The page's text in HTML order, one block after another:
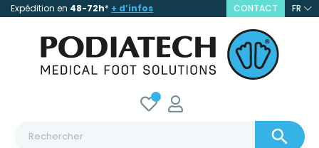
Expédition en 48-72h* + d’infos CONTACT FR
